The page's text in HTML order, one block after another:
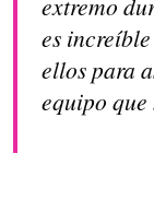
es
ellos para
equipo que